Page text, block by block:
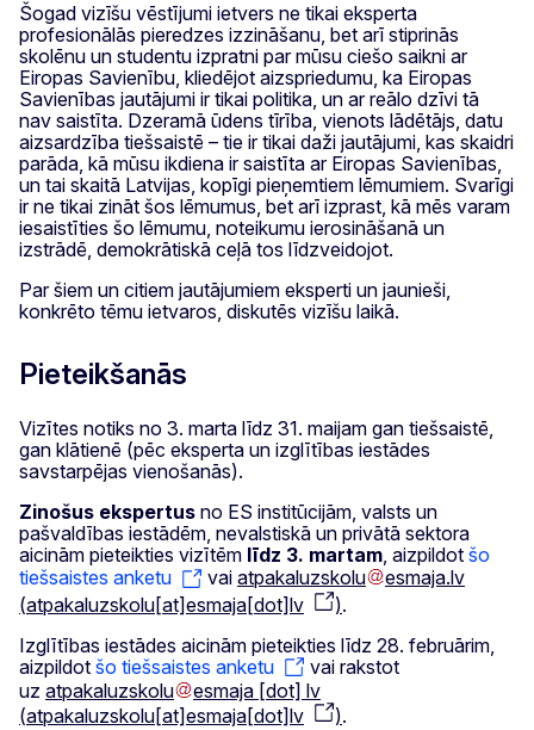
Šogad vizīšu vēstījumi ietvers ne tikai eksperta
profesionālās pieredzes izzināšanu, bet arī stiprinās
skolēnu un studentu izpratni par mūsu ciešo saikni ar
Eiropas Savienību, kliedējot aizspriedumu, ka Eiropas
Savienības jautājumi ir tikai politika, un ar reālo dzīvi tā
nav saistīta. Dzeramā ūdens tīrība, vienots lādētājs, datu
aizsardzība tiešsaistē – tie ir tikai daži jautājumi, kas skaidri
parāda, kā mūsu ikdiena ir saistīta ar Eiropas Savienības,
un tai skaitā Latvijas, kopīgi pieņemtiem lēmumiem. Svarīgi
ir ne tikai zināt šos lēmumus, bet arī izprast, kā mēs varam
iesaistīties šo lēmumu, noteikumu ierosināšanā un
izstrādē, demokrātiskā ceļā tos līdzveidojot.
Par šiem un citiem jautājumiem eksperti un jaunieši,
konkrēto tēmu ietvaros, diskutēs vizīšu laikā.
Pieteikšanās
Vizītes notiks no 3. marta līdz 31. maijam gan tiešsaistē,
gan klātienē (pēc eksperta un izglītības iestādes
savstarpējas vienošanās).
Zinošus ekspertus no ES institūcijām, valsts un
pašvaldības iestādēm, nevalstiskā un privātā sektora
aicinām pieteikties vizītēm līdz 3. martam, aizpildot šo
tiešsaistes anketu
vai atpakaluzskolu esmaja.lv
(atpakaluzskolu[at]esmaja[dot]lv ).
Izglītības iestādes aicinām pieteikties līdz 28. februārim,
aizpildot šo tiešsaistes anketu
vai rakstot
uz atpakaluzskolu esmaja [dot] lv
(atpakaluzskolu[at]esmaja[dot]lv ).